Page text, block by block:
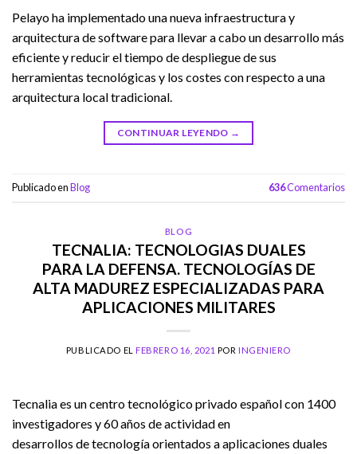
Pelayo ha implementado una nueva infraestructura y
arquitectura de software para llevar a cabo un desarrollo más
eficiente y reducir el tiempo de despliegue de sus
herramientas tecnológicas y los costes con respecto a una
arquitectura local tradicional.
CONTINUAR LEYENDO →
Publicado enBlog 636Comentarios
BLOG
TECNALIA: TECNOLOGIAS DUALES
PARA LA DEFENSA. TECNOLOGÍAS DE
ALTA MADUREZ ESPECIALIZADAS PARA
APLICACIONES MILITARES
PUBLICADO ELFEBRERO 16, 2021 POR INGENIERO
Tecnalia es un centro tecnológico privado español con 1400
investigadores y 60 años de actividad en
desarrollos de tecnología orientados a aplicaciones duales